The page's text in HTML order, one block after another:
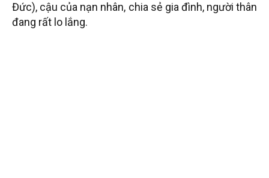
Đức), cậu của nạn nhân, chia sẻ gia đình, người thân
đang rất lo lắng.